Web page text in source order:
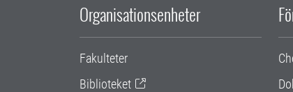
Organisationsenheter
Fakulteter
Biblioteket